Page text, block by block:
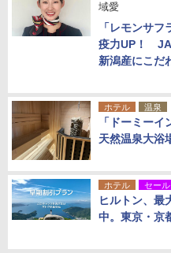
域愛
「レモンサ
疫力UP！
新潟産にこだ
ホテル 温泉
「ドーミーイ
天然温泉大浴
ホテル セール
ヒルトン、最
中。東京・京